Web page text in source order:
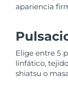
apariencia
Elige entre 5
linfático,
shiatsu o